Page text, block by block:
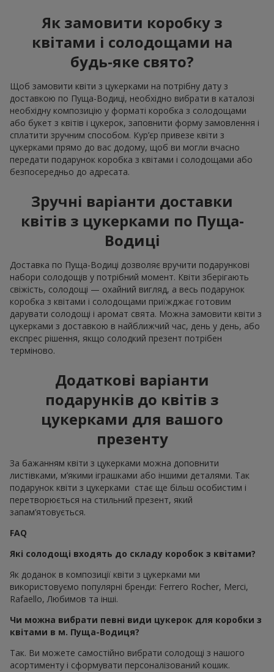
Як замовити коробку з
квітами і солодощами на
будь-яке свято?
Щоб замовити квіти з цукерками на потрібну дату з
доставкою по Пуща-Водиці, необхідно вибрати в каталозі
необхідну композицію у форматі коробка з солодощами
або букет з квітів і цукерок, заповнити форму замовлення і
сплатити зручним способом. Кур’єр привезе квіти з
цукерками прямо до вас додому, щоб ви могли вчасно
передати подарунок коробка з квітами і солодощами або
безпосередньо до адресата.
Зручні варіанти доставки
квітів з цукерками по Пуща-
Водиці
Доставка по Пуща-Водиці дозволяє вручити подарункові
набори солодощів у потрібний момент. Квіти зберігають
свіжість, солодощі — охайний вигляд, а весь подарунок
коробка з квітами і солодощами приїжджає готовим
дарувати солодощі і аромат свята. Можна замовити квіти з
цукерками з доставкою в найближчий час, день у день, або
експрес рішення, якщо солодкий презент потрібен
терміново.
Додаткові варіанти
подарунків до квітів з
цукерками для вашого
презенту
За бажанням квіти з цукерками можна доповнити
листівками, м’якими іграшками або іншими деталями. Так
подарунок квіти з цукерками стає ще більш особистим і
перетворюється на стильний презент, який
запам’ятовується.
FAQ
Які солодощі входять до складу коробок з квітами?
Як доданок в композиції квіти з цукерками ми
використовуємо популярні бренди: Ferrero Rocher, Merci,
Rafaello, Любимов та інші.
Чи можна вибрати певні види цукерок для коробки з
квітами в м. Пуща-Водиця?
Так. Ви можете самостійно вибрати солодощі з нашого
асортименту і сформувати персоналізований кошик.